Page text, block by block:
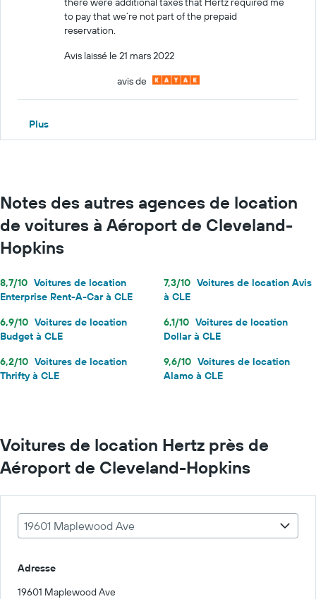
to pay that we’re not part of the prepaid
reservation.
Avis laissé le 21 mars 2022
avis de
Plus
Notes des autres agences de location
de voitures à Aéroport de Cleveland-
Hopkins
8,7/10 Voitures de location
Enterprise Rent-A-Car à CLE
7,3/10 Voitures de location Avis
à CLE
6,9/10 Voitures de location
Budget à CLE
6,1/10 Voitures de location
Dollar à CLE
6,2/10 Voitures de location
Thrifty à CLE
9,6/10 Voitures de location
Alamo à CLE
Voitures de location Hertz près de
Aéroport de Cleveland-Hopkins
19601 Maplewood Ave
Adresse
19601 Maplewood Ave